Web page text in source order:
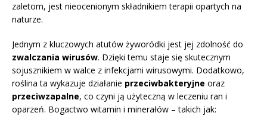
zaletom, jest nieocenionym składnikiem terapii opartych na
naturze.
Jednym z kluczowych atutów żyworódki jest jej zdolność do
zwalczania wirusów. Dzięki temu staje się skutecznym
sojusznikiem w walce z infekcjami wirusowymi. Dodatkowo,
roślina ta wykazuje działanie przeciwbakteryjne oraz
przeciwzapalne, co czyni ją użyteczną w leczeniu ran i
oparzeń. Bogactwo witamin i minerałów – takich jak: